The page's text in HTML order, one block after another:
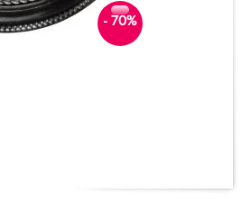
- 70%